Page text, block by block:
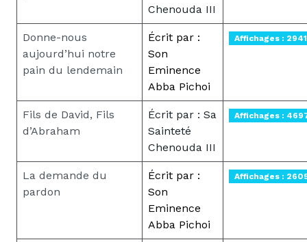
Chenouda III
Donne-nous
aujourd’hui notre
pain du lendemain
Écrit par :
Son
Eminence
Abba Pichoi
Affichages : 2941
Fils de David, Fils
d’Abraham
Écrit par : Sa
Sainteté
Chenouda III
Affichages :
La demande du
pardon
Écrit par :
Son
Eminence
Abba Pichoi
Affichages :